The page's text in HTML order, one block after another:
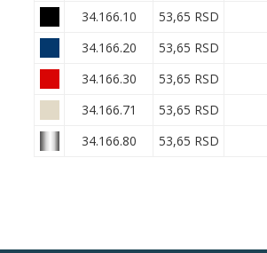
34.166.10
53,65 RSD
34.166.20
53,65 RSD
34.166.30
53,65 RSD
34.166.71
53,65 RSD
34.166.80
53,65 RSD